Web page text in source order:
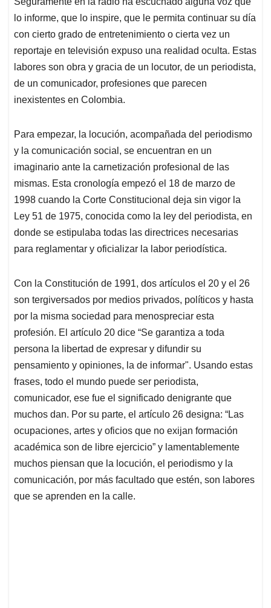
s
A
p
p
b
o
o
k
e
d
I
n
l
a
d
s
lo informe, que lo inspire, que le permita continuar su día
con cierto grado de entretenimiento o cierta vez un
reportaje en televisión expuso una realidad oculta. Estas
labores son obra y gracia de un locutor, de un periodista,
de un comunicador, profesiones que parecen
inexistentes en Colombia.
Para empezar, la locución, acompañada del periodismo
y la comunicación social, se encuentran en un
imaginario ante la carnetización profesional de las
mismas. Esta cronología empezó el 18 de marzo de
1998 cuando la Corte Constitucional deja sin vigor la
Ley 51 de 1975, conocida como la ley del periodista, en
donde se estipulaba todas las directrices necesarias
para reglamentar y oficializar la labor periodística.
Con la Constitución de 1991, dos artículos el 20 y el 26
son tergiversados por medios privados, políticos y hasta
por la misma sociedad para menospreciar esta
profesión. El artículo 20 dice “Se garantiza a toda
persona la libertad de expresar y difundir su
pensamiento y opiniones, la de informar". Usando estas
frases, todo el mundo puede ser periodista,
comunicador, ese fue el significado denigrante que
muchos dan. Por su parte, el artículo 26 designa: “Las
ocupaciones, artes y oficios que no exijan formación
académica son de libre ejercicio” y lamentablemente
muchos piensan que la locución, el periodismo y la
comunicación, por más facultado que estén, son labores
que se aprenden en la calle.